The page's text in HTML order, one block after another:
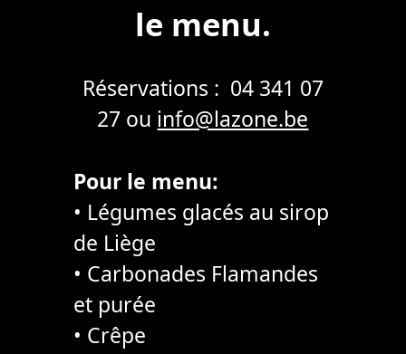
le menu.
Réservations : 04 341 07
27 ou info@lazone.be
Pour le menu:
• Légumes glacés au sirop
de Liège
• Carbonades Flamandes
et purée
• Crêpe